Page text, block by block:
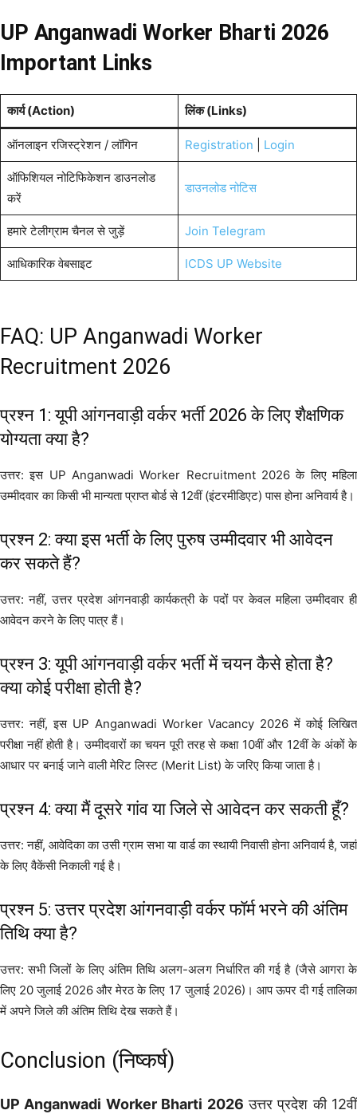
UP Anganwadi Worker Bharti 2026
Important Links
कार्य (Action) लिंक (Links)
ऑनलाइन रजिस्ट्रेशन / लॉगिन Registration Login
ऑफिशियल नोटिफिकेशन डाउनलोड
करें
डाउनलोड नोटिस
हमारे टेलीग्राम चैनल से जुड़ें Join Telegram
आधिकारिक वेबसाइट ICDS UP Website
FAQ: UP Anganwadi Worker
Recruitment 2026
प्रश्न 1: यूपी आंगनवाड़ी वर्कर भर्ती 2026 के लिए शैक्षणिक
योग्यता क्या है?
उत्तर: इस UP Anganwadi Worker Recruitment 2026 के लिए महिला
उम्मीदवार का किसी भी मान्यता प्राप्त बोर्ड से 12वीं (इंटरमीडिएट) पास होना अनिवार्य है।
प्रश्न 2: क्या इस भर्ती के लिए पुरुष उम्मीदवार भी आवेदन
कर सकते हैं?
उत्तर: नहीं, उत्तर प्रदेश आंगनवाड़ी कार्यकत्री के पदों पर केवल महिला उम्मीदवार ही
आवेदन करने के लिए पात्र हैं।
प्रश्न 3: यूपी आंगनवाड़ी वर्कर भर्ती में चयन कैसे होता है?
क्या कोई परीक्षा होती है?
उत्तर: नहीं, इस UP Anganwadi Worker Vacancy 2026 में कोई लिखित
परीक्षा नहीं होती है। उम्मीदवारों का चयन पूरी तरह से कक्षा 10वीं और 12वीं के अंकों के
आधार पर बनाई जाने वाली मेरिट लिस्ट (Merit List) के जरिए किया जाता है।
प्रश्न 4: क्या मैं दूसरे गांव या जिले से आवेदन कर सकती हूँ?
उत्तर: नहीं, आवेदिका का उसी ग्राम सभा या वार्ड का स्थायी निवासी होना अनिवार्य है, जहां
के लिए वैकेंसी निकाली गई है।
प्रश्न 5: उत्तर प्रदेश आंगनवाड़ी वर्कर फॉर्म भरने की अंतिम
तिथि क्या है?
उत्तर: सभी जिलों के लिए अंतिम तिथि अलग-अलग निर्धारित की गई है (जैसे आगरा के
लिए 20 जुलाई 2026 और मेरठ के लिए 17 जुलाई 2026)। आप ऊपर दी गई तालिका
में अपने जिले की अंतिम तिथि देख सकते हैं।
Conclusion (निष्कर्ष)
UP Anganwadi Worker Bharti 2026 उत्तर प्रदेश की 12वीं